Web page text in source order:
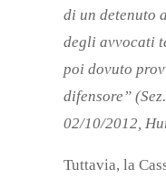
di un detenuto
degli avvocati
poi dovuto
difensore”
02/10/2012,
Tuttavia, la